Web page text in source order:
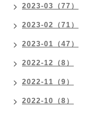
2023-03（77）
2023-02（71）
2023-01（47）
2022-12（8）
2022-11（9）
2022-10（8）